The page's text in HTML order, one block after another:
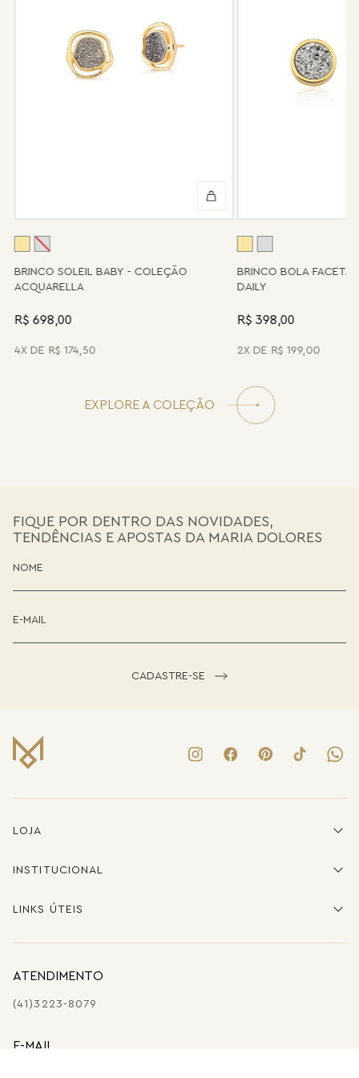
o serviço de conserto após o período de garantia. Sua joia será
enviada novamente para a fábrica, e será cobrado apenas o
valor de custo do conserto e do frete.
Informe-se conosco sobre estes custos e sobre o prazo de
disposição para orientá-la e oferecer a melhor alternativa
BRINCO SOLEIL BABY - COLEÇÃO
ACQUARELLA
R$ 698,00
4 R$ 174,50
BRINCO BOLA
DAILY
R$ 398,00
2 R$ 199,00
EXPLORE A COLEÇÃO
FIQUE POR DENTRO DAS NOVIDADES,
TENDÊNCIAS E APOSTAS DA MARIA DOLORES
CADASTRE-SE
LOJA
INSTITUCIONAL
LINKS ÚTEIS
ATENDIMENTO
(41)3223-8079
E-MAIL